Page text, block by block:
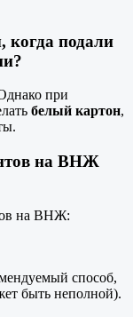
когда подали
?
при
белый картон,
на ВНЖ
на ВНЖ:
способ,
быть неполной).